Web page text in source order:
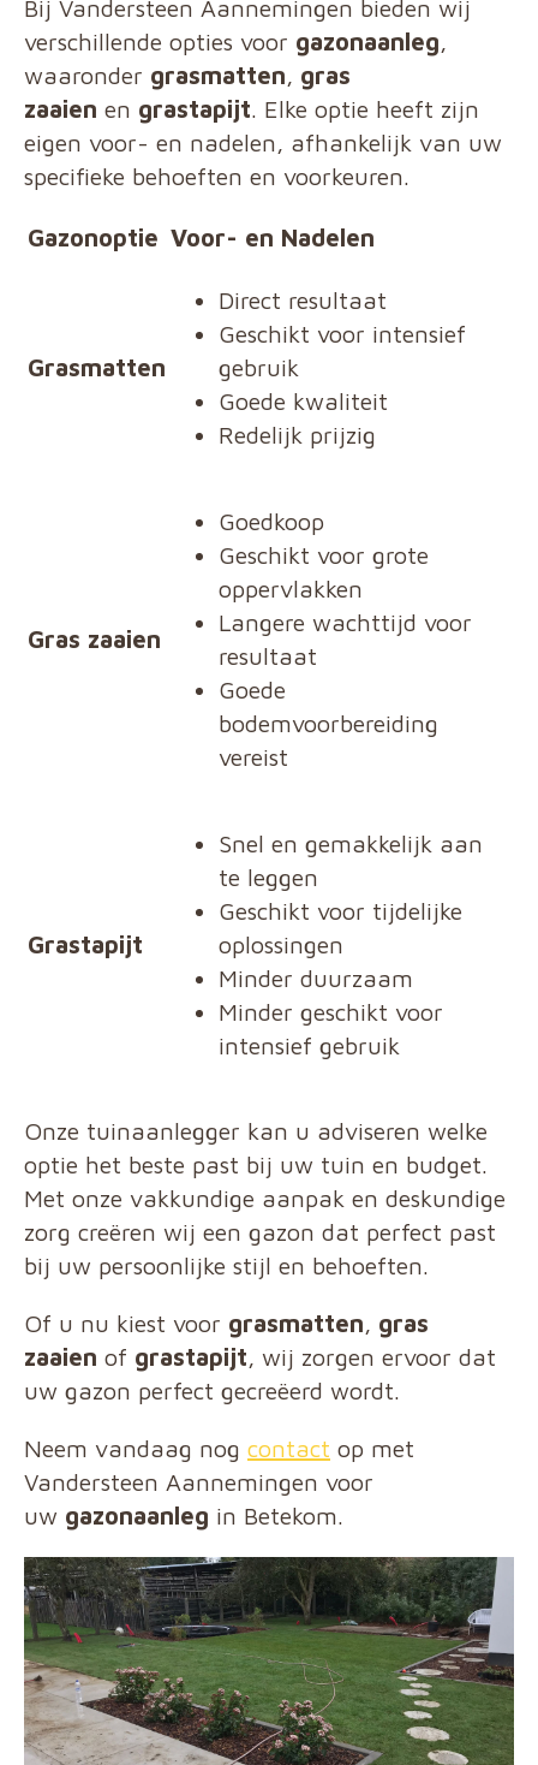
Bij Vandersteen Aannemingen bieden wij
verschillende opties voor gazonaanleg,
waaronder grasmatten, gras
zaaien en grastapijt. Elke optie heeft zijn
eigen voor- en nadelen, afhankelijk van uw
specifieke behoeften en voorkeuren.
Gazonoptie Voor- en Nadelen
Grasmatten
Direct resultaat
Geschikt voor intensief
gebruik
Goede kwaliteit
Redelijk prijzig
Gras zaaien
Goedkoop
Geschikt voor grote
oppervlakken
Langere wachttijd voor
resultaat
Goede
bodemvoorbereiding
vereist
Grastapijt
Snel en gemakkelijk aan
te leggen
Geschikt voor tijdelijke
oplossingen
Minder duurzaam
Minder geschikt voor
intensief gebruik
Onze tuinaanlegger kan u adviseren welke
optie het beste past bij uw tuin en budget.
Met onze vakkundige aanpak en deskundige
zorg creëren wij een gazon dat perfect past
bij uw persoonlijke stijl en behoeften.
Of u nu kiest voor grasmatten, gras
zaaien of grastapijt, wij zorgen ervoor dat
uw gazon perfect gecreëerd wordt.
Neem vandaag nog contact op met
Vandersteen Aannemingen voor
uw gazonaanleg in Betekom.